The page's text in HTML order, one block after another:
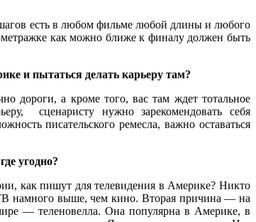
есть в любом фильме любой длины и любого
как можно ближе к финалу должен быть
и пытаться делать карьеру там?
дороги, а кроме того, вас там ждет тотальное
сценаристу нужно зарекомендовать себя
писательского ремесла, важно оставаться
угодно?
как пишут для телевидения в Америке? Никто
ТВ намного выше, чем кино. Вторая причина — на
— теленовелла. Она популярна в Америке, в